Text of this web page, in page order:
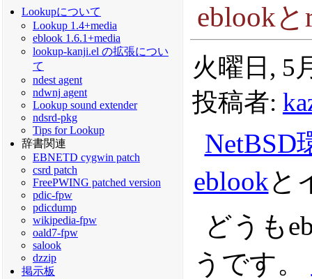
Lookupについて
Lookup 1.4+media
eblook 1.6.1+media
lookup-kanji.el の拡張につい
て
ndest agent
ndwnj agent
Lookup sound extender
ndsrd-pkg
Tips for Lookup
辞書関連
EBNETD cygwin patch
csrd patch
FreePWING patched version
pdic-fpw
pdicdump
wikipedia-fpw
oald7-fpw
salook
dzzip
掲示板
eblookと
火曜日, 5
投稿者:
NetBSD
eblookと
どうも
うです。